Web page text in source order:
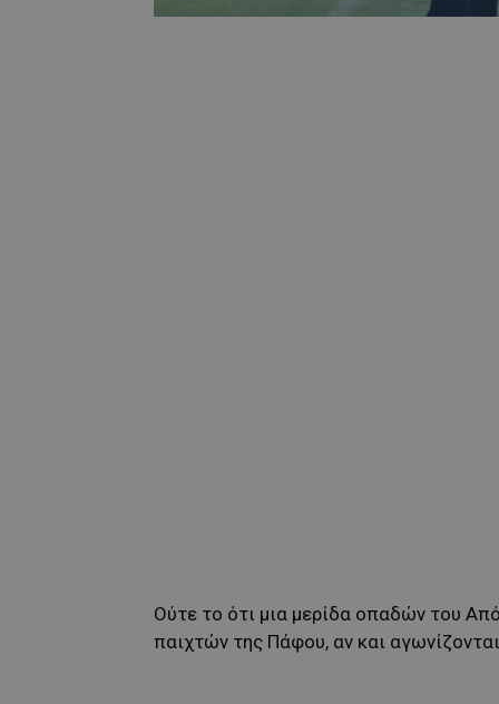
Ούτε το ότι μια μερίδα οπαδών του
παιχτών της Πάφου, αν και